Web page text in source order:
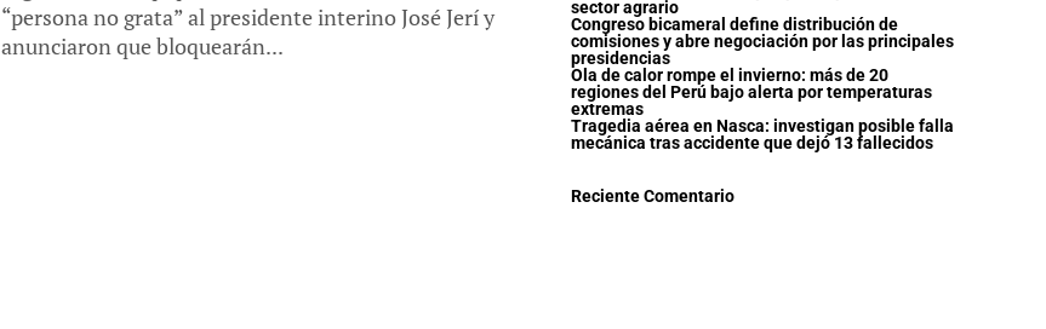
“persona no grata” al presidente interino José Jerí y
anunciaron que bloquearán...
sector agrario
Congreso bicameral define distribución de
comisiones y abre negociación por las principales
presidencias
Ola de calor rompe el invierno: más de 20
regiones del Perú bajo alerta por temperaturas
extremas
Tragedia aérea en Nasca: investigan posible falla
mecánica tras accidente que dejó 13 fallecidos
Reciente Comentario